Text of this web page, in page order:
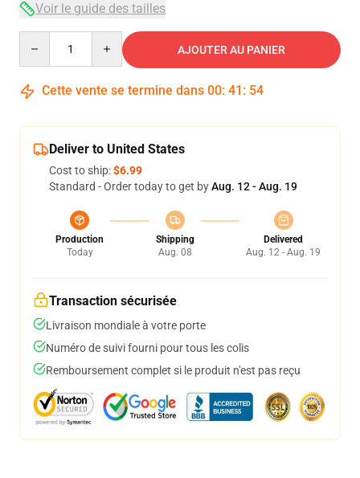
Voir le guide des tailles
AJOUTER AU PANIER
Cette vente se termine dans 00: 41 : 53
Deliver to United States
Cost to ship:$6.99
Standard - Order today to get byAug. 12 - Aug. 19
Production
Today
Shipping
Aug. 08
Delivered
Aug. 12 - Aug. 19
Transaction sécurisée
Livraison mondiale à votre porte
Numéro de suivi fourni pour tous les colis
Remboursement complet si le produit n'est pas reçu